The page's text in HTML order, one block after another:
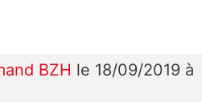
BZH le 18/09/2019 à